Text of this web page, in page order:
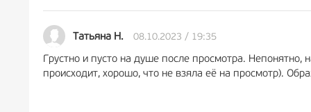
Татьяна Н. 08.10.2023 / 19:35
Грустно и пусто на душе после просмотра.
происходит, хорошо, что не взяла её на просмотр).